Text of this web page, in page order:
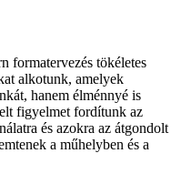
formatervezés tökéletes
alkotunk, amelyek
hanem élménnyé is
figyelmet fordítunk az
és azokra az átgondolt
a műhelyben és a